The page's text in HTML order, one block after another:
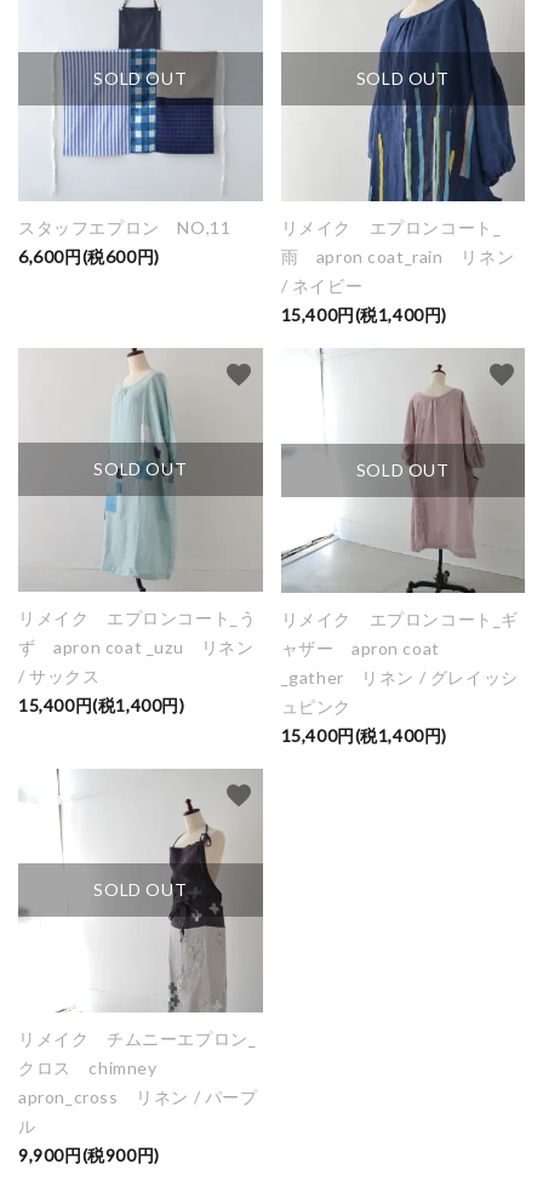
SOLD OUT
スタッフエプロン NO,11
6,600円(税600円)
SOLD OUT
リメイク エプロンコート_
雨 apron coat_rain リネン
/ ネイビー
15,400円(税1,400円)
SOLD OUT
リメイク エプロンコート_う
ず apron coat _uzu リネン
/ サックス
15,400円(税1,400円)
favorite
SOLD OUT
リメイク エプロンコート_ギ
ャザー apron coat
_gather リネン / グレイッシ
ュピンク
15,400円(税1,400円)
favorite
SOLD OUT
リメイク チムニーエプロン_
クロス chimney
apron_cross リネン / パープ
ル
9,900円(税900円)
favorite